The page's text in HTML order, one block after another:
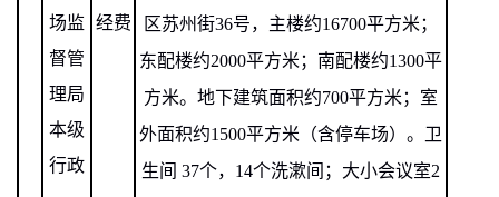
场监
督管
理局
本级
行政
经费
区苏州街36号，主楼约16700平方米；
东配楼约2000平方米；南配楼约1300平
方米。地下建筑面积约700平方米；室
外面积约1500平方米（含停车场）。卫
生间37个， 14个洗漱间；大小会议室2